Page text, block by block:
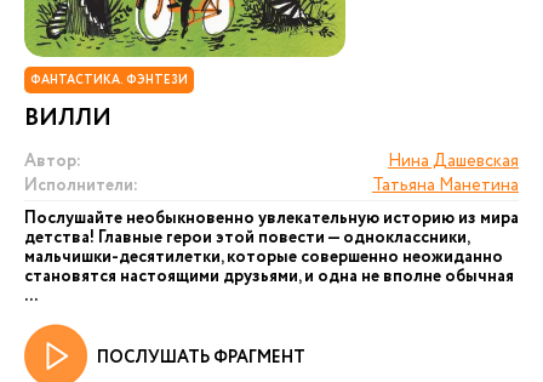
ФАНТАСТИКА. ФЭНТЕЗИ
ВИЛЛИ
Автор:
Нина Дашевская
Исполнители:
Татьяна Манетина
Послушайте необыкновенно увлекательную историю из мира
детства! Главные герои этой повести — одноклассники,
мальчишки-десятилетки, которые совершенно неожиданно
становятся настоящими друзьями, и одна не вполне обычная
...
ПОСЛУШАТЬ ФРАГМЕНТ